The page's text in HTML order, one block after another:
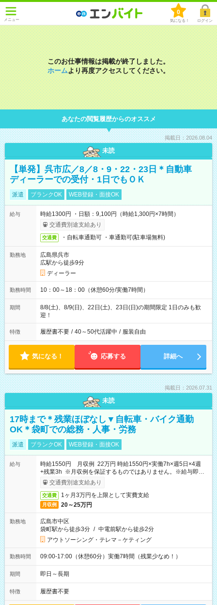
メニュー
0
気になる！ ログイン
このお仕事情報は掲載が終了しました。
ホームより再度アクセスしてください。
あなたの閲覧履歴からのオススメ
掲載日：2026.08.04
未読
【単発】呉市広／8／8・9・22・23日＊自動車
ディーラーでの受付・1日でもＯＫ
派遣 ブランクOK WEB登録・面接OK
給与
時給1300円 ・日額：9,100円（時給1,300円×7時間）
交通費別途支給あり
交通費 ・自転車通勤可 ・車通勤可(駐車場無料)
勤務地
広島県呉市
広駅から徒歩9分
ディーラー
勤務時間 10：00～18：00（休憩60分/実働7時間）
期間
8/8(土)、8/9(日)、22日(土)、23日(日)の期間限定 1日のみも歓
迎！
特徴 履歴書不要 / 40～50代活躍中 / 服装自由
気になる！ 応募する 詳細へ
掲載日：2026.07.31
未読
17時まで＊残業ほぼなし▼自転車・バイク通勤
OK＊袋町での総務・人事・労務
派遣 ブランクOK WEB登録・面接OK
給与
時給1550円 月収例 22万円 時給1550円×実働7h×週5日×4週
+残業3h ※月収例を保証するものではありません。※給与即受
取りサービス利用可（利用条件有）
交通費別途支給あり
交通費 1ヶ月3万円を上限として実費支給
月収例 20～25万円
勤務地
広島市中区
袋町駅から徒歩3分 / 中電前駅から徒歩2分
アウトソーシング・テレマ－ケティング
勤務時間 09:00-17:00（休憩60分）実働7時間（残業少なめ！）
期間 即日～長期
特徴 履歴書不要